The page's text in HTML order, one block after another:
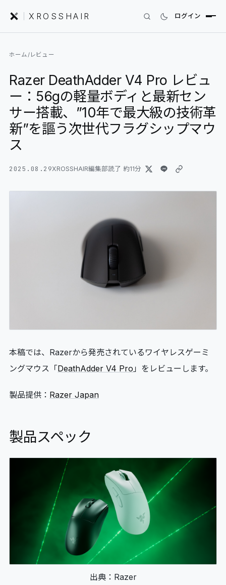
XROSSHAIR ログイン
01 製品を探す SEARCH
02 編集部レビュー REVIEWS
03 ニュース NEWS
04フォーラム COMMUNITY
ホーム/レビュー
Razer DeathAdder V4 Pro レビュ
ー：56gの軽量ボディと最新セン
サー搭載、”10年で最大級の技術革
新”を謳う次世代フラグシップマウ
ス
2025.08.29XROSSHAIR編集部読了 約11分
本稿では、Razerから発売されているワイヤレスゲーミ
ングマウス「DeathAdder V4 Pro」をレビューします。
製品提供： Razer Japan
製品スペック
出典：Razer